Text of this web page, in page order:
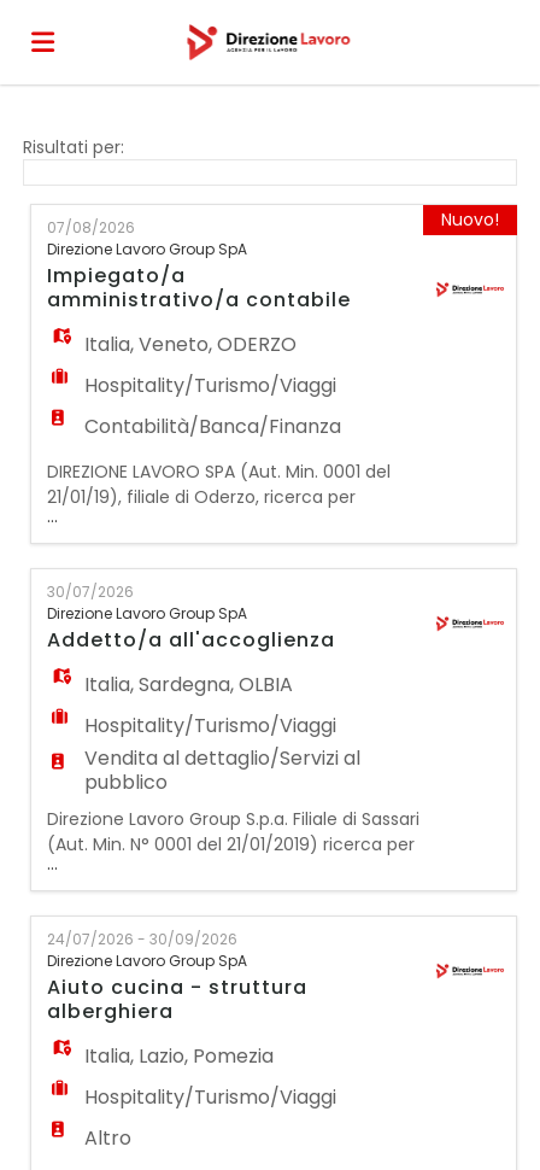
Offerte
di
lavoro
Carica
il
CV
Login
Risultati per:
07/08/2026
Direzione Lavoro Group SpA
Impiegato/a
amministrativo/a contabile
Italia,Veneto,ODERZO
Hospitality/Turismo/Viaggi
Contabilità/Banca/Finanza
DIREZIONE LAVORO SPA (Aut. Min. 0001 del
21/01/19), filiale di Oderzo, ricerca per
importante cliente un/una: Impiegato/a
amministrativo/a contabile La risorsa
selezionata si occuperà di gestire in
autonomia le attività
amministrative/contabili: - fatturazione; -
gestione pratiche; - note di credito
fornitori; - riconciliazioni; - ope
...
Nuovo!
30/07/2026
Direzione Lavoro Group SpA
Addetto/a all'accoglienza
Italia,Sardegna,OLBIA
Hospitality/Turismo/Viaggi
Vendita al dettaglio/Servizi al
pubblico
Direzione Lavoro Group S.p.a. Filiale di Sassari
(Aut. Min. N° 0001 del 21/01/2019) ricerca per
importante azienda cliente due figure di
ADDETTO/A ALL'ACCOGLIENZA Le risorse
selezionate si occuperanno delle attività di
accoglienza dei visitatori, sorveglianza degli
spazi museali e gestione del servizio di
biglietteria, fornendo suppor
...
24/07/2026 - 30/09/2026
Direzione Lavoro Group SpA
Aiuto cucina - struttura
alberghiera
Italia, Lazio, Pomezia
Hospitality/Turismo/Viaggi
Altro